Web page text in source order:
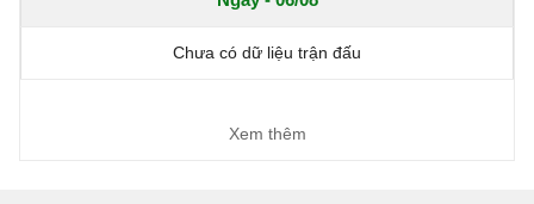
Chưa có dữ liệu trận đấu
Xem thêm